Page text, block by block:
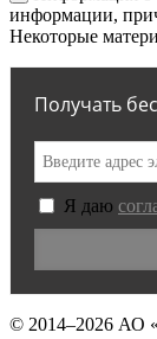
информации,
Некоторые
Получать
Я даю
© 2014–2026 АО